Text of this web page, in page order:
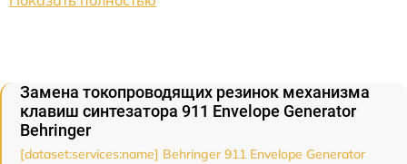
Замена токопроводящих резинок механизма
клавиш синтезатора 911 Envelope Generator
Behringer
[dataset:services:name] Behringer 911 Envelope Generator